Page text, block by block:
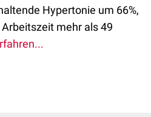
Hypertonie um 66%,
mehr als 49